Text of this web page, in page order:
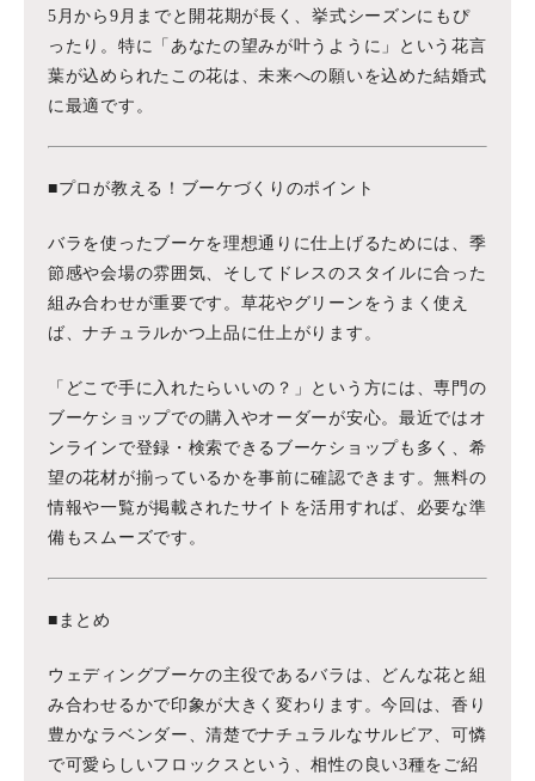
5月から9月までと開花期が長く、挙式シーズンにもぴ
ったり。特に「あなたの望みが叶うように」という花言
葉が込められたこの花は、未来への願いを込めた結婚式
に最適です。
■プロが教える！ブーケづくりのポイント
バラを使ったブーケを理想通りに仕上げるためには、季
節感や会場の雰囲気、そしてドレスのスタイルに合った
組み合わせが重要です。草花やグリーンをうまく使え
ば、ナチュラルかつ上品に仕上がります。
「どこで手に入れたらいいの？」という方には、専門の
ブーケショップでの購入やオーダーが安心。最近ではオ
ンラインで登録・検索できるブーケショップも多く、希
望の花材が揃っているかを事前に確認できます。無料の
情報や一覧が掲載されたサイトを活用すれば、必要な準
備もスムーズです。
■まとめ
ウェディングブーケの主役であるバラは、どんな花と組
み合わせるかで印象が大きく変わります。今回は、香り
豊かなラベンダー、清楚でナチュラルなサルビア、可憐
で可愛らしいフロックスという、相性の良い3種をご紹